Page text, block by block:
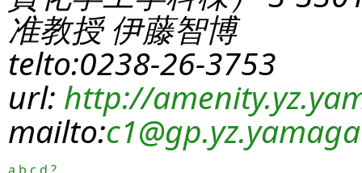
准教授 伊藤智博
telto:0238-26-3753
url: http://
mailto:c1